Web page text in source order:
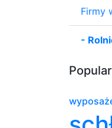
Firmy
-